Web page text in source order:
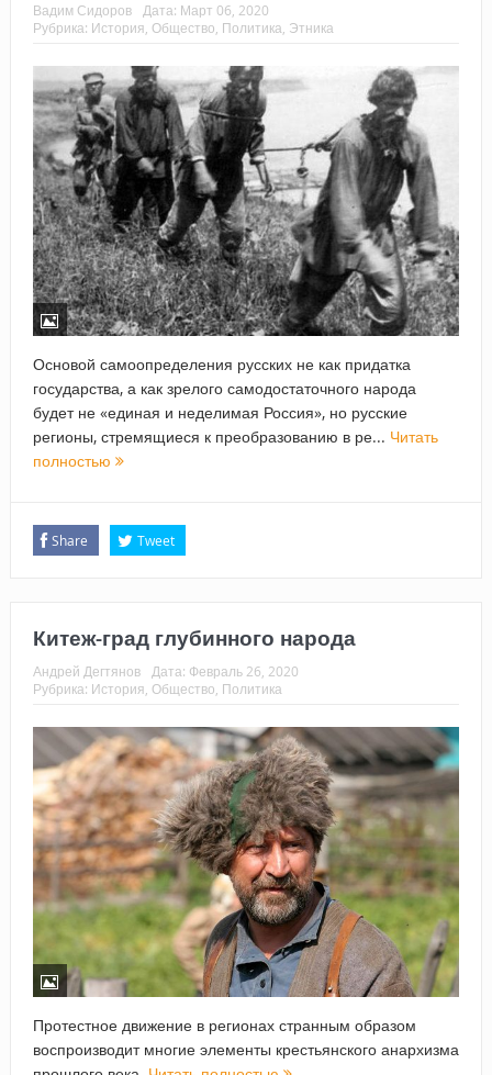
Вадим Сидоров Дата: Март 06, 2020
Рубрика: История, Общество, Политика, Этника
Основой самоопределения русских не как придатка
государства, а как зрелого самодостаточного народа
будет не «единая и неделимая Россия», но русские
регионы, стремящиеся к преобразованию в ре... Читать
полностью
Share Tweet
Китеж-град глубинного народа
Андрей Дегтянов Дата: Февраль 26, 2020
Рубрика: История, Общество, Политика
Протестное движение в регионах странным образом
воспроизводит многие элементы крестьянского анархизма